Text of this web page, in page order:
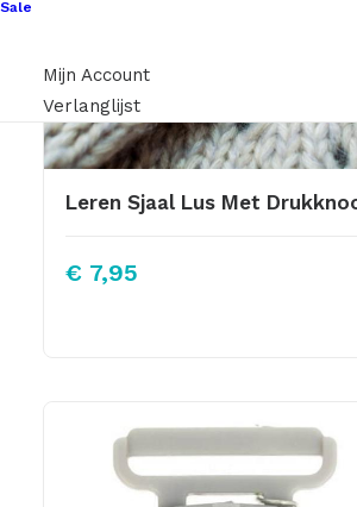
Sale
Mijn Account
Verlanglijst
€ 7,95